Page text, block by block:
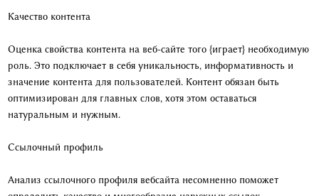
Качество контента
Оценка свойства контента на веб-сайте того {играет} необходимую
роль. Это подключает в себя уникальность, информативность и
значение контента для пользователей. Контент обязан быть
оптимизирован для главных слов, хотя этом оставаться
натуральным и нужным.
Ссылочный профиль
Анализ ссылочного профиля вебсайта несомненно поможет